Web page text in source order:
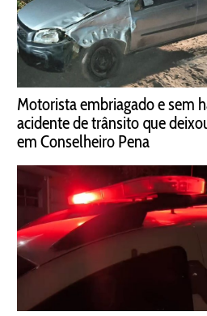
Motorista embriagado e sem
acidente de trânsito que
em Conselheiro Pena